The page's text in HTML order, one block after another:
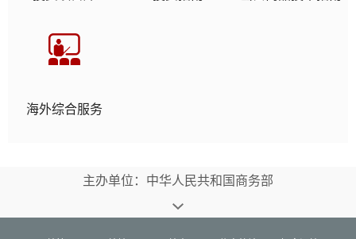
海外综合服务
主办单位：中华人民共和国商务部